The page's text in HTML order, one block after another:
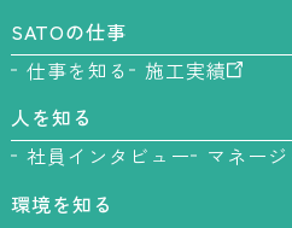
SATOの仕事
仕事を知る
施工実績
人を知る
社員インタビュー
マネー
環境を知る